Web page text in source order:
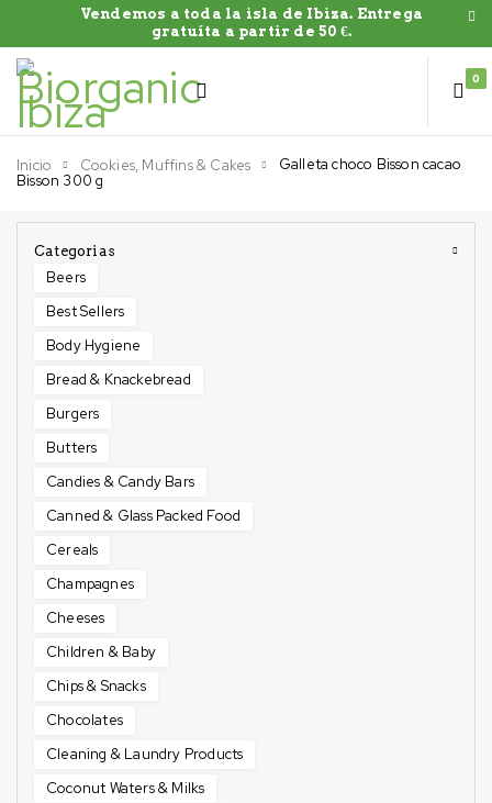
Vendemos a toda la isla de Ibiza. Entrega
gratuíta a partir de 50 €.
0
Inicio Cookies, Muffins & Cakes
Galleta choco Bisson cacao
Bisson 300 g
Categorias
Beers
Best Sellers
Body Hygiene
Bread & Knackebread
Burgers
Butters
Candies & Candy Bars
Canned & Glass Packed Food
Cereals
Champagnes
Cheeses
Children & Baby
Chips & Snacks
Chocolates
Cleaning & Laundry Products
Coconut Waters & Milks